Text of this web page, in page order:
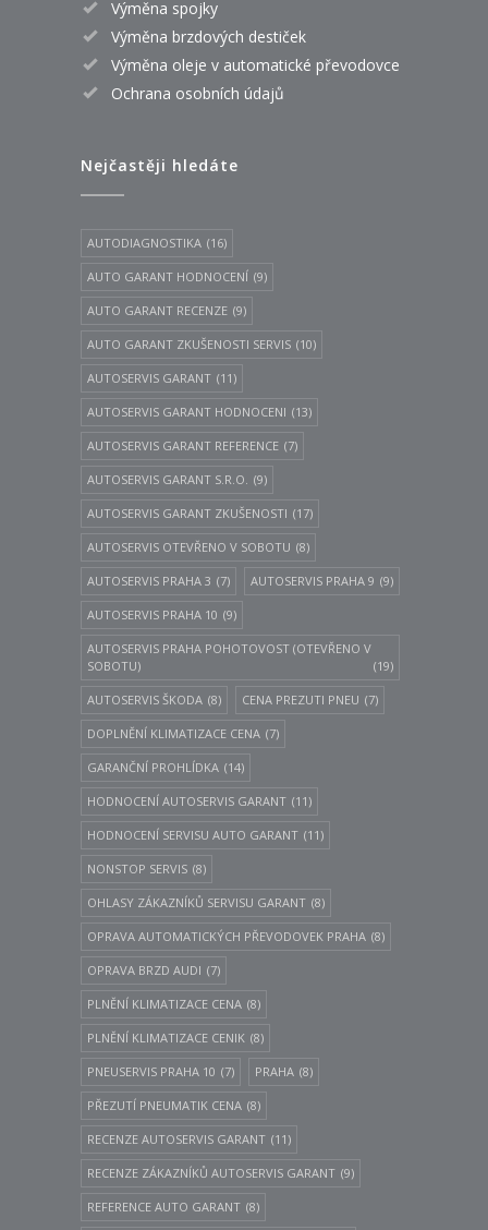
Výměna spojky
Výměna brzdových destiček
Výměna oleje v automatické převodovce
Ochrana osobních údajů
Nejčastěji hledáte
AUTODIAGNOSTIKA (16)
AUTO GARANT HODNOCENÍ (9)
AUTO GARANT RECENZE (9)
AUTO GARANT ZKUŠENOSTI SERVIS (10)
AUTOSERVIS GARANT (11)
AUTOSERVIS GARANT HODNOCENI (13)
AUTOSERVIS GARANT REFERENCE (7)
AUTOSERVIS GARANT S.R.O. (9)
AUTOSERVIS GARANT ZKUŠENOSTI (17)
AUTOSERVIS OTEVŘENO V SOBOTU (8)
AUTOSERVIS PRAHA 3 (7) AUTOSERVIS PRAHA 9 (9)
AUTOSERVIS PRAHA 10 (9)
AUTOSERVIS PRAHA POHOTOVOST (OTEVŘENO V
SOBOTU)
(19)
AUTOSERVIS ŠKODA (8) CENA PREZUTI PNEU (7)
DOPLNĚNÍ KLIMATIZACE CENA (7)
GARANČNÍ PROHLÍDKA (14)
HODNOCENÍ AUTOSERVIS GARANT (11)
HODNOCENÍ SERVISU AUTO GARANT (11)
NONSTOP SERVIS (8)
OHLASY ZÁKAZNÍKŮ SERVISU GARANT (8)
OPRAVA AUTOMATICKÝCH PŘEVODOVEK PRAHA (8)
OPRAVA BRZD AUDI (7)
PLNĚNÍ KLIMATIZACE CENA (8)
PLNĚNÍ KLIMATIZACE CENIK (8)
PNEUSERVIS PRAHA 10 (7) PRAHA (8)
PŘEZUTÍ PNEUMATIK CENA (8)
RECENZE AUTOSERVIS GARANT (11)
RECENZE ZÁKAZNÍKŮ AUTOSERVIS GARANT (9)
REFERENCE AUTO GARANT (8)